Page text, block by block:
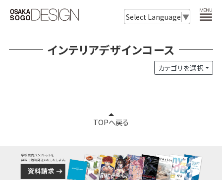
Select Language ▼
インテリアデザインコース
カテゴリを選択
TOPへ戻る